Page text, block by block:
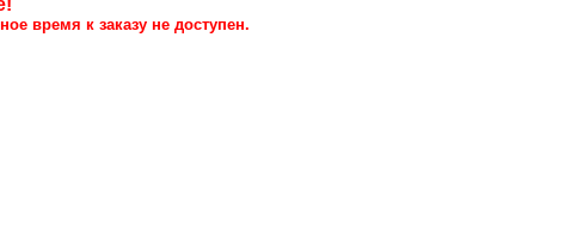
время к заказу не доступен.